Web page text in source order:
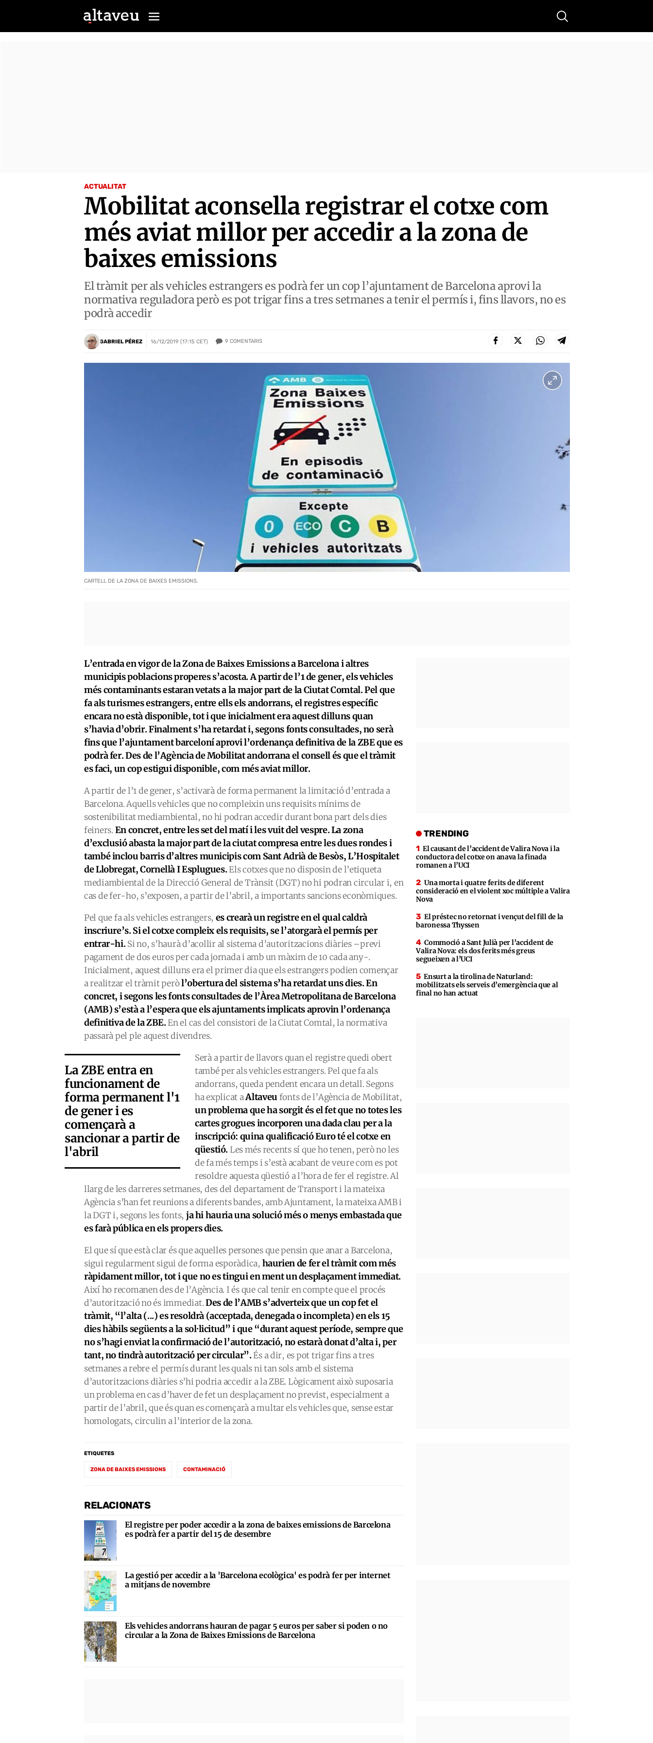
Buscar
ACTUALITAT
Mobilitat aconsella registrar el cotxe com
més aviat millor per accedir a la zona de
baixes emissions
El tràmit per als vehicles estrangers es podrà fer un cop l’ajuntament de Barcelona aprovi la
normativa reguladora però es pot trigar fins a tres setmanes a tenir el permís i, fins llavors, no es
podrà accedir
GABRIEL PÉREZ 16/12/2019 (17:15 CET) 9 COMENTARIS
CARTELL DE LA ZONA DE BAIXES EMISSIONS.
L’entrada en vigor de la Zona de Baixes Emissions a Barcelona i altres
municipis poblacions properes s’acosta. A partir de l’1 de gener, els vehicles
més contaminants estaran vetats a la major part de la Ciutat Comtal. Pel que
fa als turismes estrangers, entre ells els andorrans, el registres específic
encara no està disponible, tot i que inicialment era aquest dilluns quan
s’havia d’obrir. Finalment s’ha retardat i, segons fonts consultades, no serà
fins que l’ajuntament barceloní aprovi l’ordenança definitiva de la ZBE que es
podrà fer. Des de l’Agència de Mobilitat andorrana el consell és que el tràmit
es faci, un cop estigui disponible, com més aviat millor.
A partir de l’1 de gener, s’activarà de forma permanent la limitació d’entrada a
Barcelona. Aquells vehicles que no compleixin uns requisits mínims de
sostenibilitat mediambiental, no hi podran accedir durant bona part dels dies
feiners. En concret, entre les set del matí i les vuit del vespre. La zona
d’exclusió abasta la major part de la ciutat compresa entre les dues rondes i
també inclou barris d’altres municipis com Sant Adrià de Besòs, L’Hospitalet
de Llobregat, Cornellà I Esplugues.Els cotxes que no disposin de l’etiqueta
mediambiental de la Direcció General de Trànsit (DGT) no hi podran circular i, en
cas de fer-ho, s’exposen, a partir de l’abril, a importants sancions econòmiques.
Pel que fa als vehicles estrangers, es crearà un registre en el qual caldrà
inscriure’s. Si el cotxe compleix els requisits, se l’atorgarà el permís per
entrar-hi.Si no, s’haurà d’acollir al sistema d’autoritzacions diàries –previ
pagament de dos euros per cada jornada i amb un màxim de 10 cada any-.
Inicialment, aquest dilluns era el primer dia que els estrangers podien començar
a realitzar el tràmit peròl’obertura del sistema s’ha retardat uns dies. En
concret, i segons les fonts consultades de l’Àrea Metropolitana de Barcelona
(AMB) s’està a l’espera que els ajuntaments implicats aprovin l’ordenança
definitiva de la ZBE.En el cas del consistori de la Ciutat Comtal, la normativa
passarà pel ple aquest divendres.
La ZBE entra en
funcionament de
forma permanent l'1
de gener i es
començarà a
sancionar a partir de
l'abril
Serà a partir de llavors quan el registre quedi obert
també per als vehicles estrangers. Pel que fa als
andorrans, queda pendent encara un detall. Segons
ha explicat aAltaveu fonts de l’Agència de Mobilitat,
un problema que ha sorgit és el fet que no totes les
cartes grogues incorporen una dada clau per a la
inscripció: quina qualificació Euro té el cotxe en
qüestió. Les més recents sí que ho tenen, però no les
de fa més temps i s’està acabant de veure com es pot
resoldre aquesta qüestió a l’hora de fer el registre. Al
llarg de les darreres setmanes, des del departament de Transport i la mateixa
Agència s’han fet reunions a diferents bandes, amb Ajuntament, la mateixa AMB i
la DGT i, segons les fonts, ja hi hauria una solució més o menys embastada que
es farà pública en els propers dies.
El que sí que està clar és que aquelles persones que pensin que anar a Barcelona,
sigui regularment sigui de forma esporàdica, haurien de fer el tràmit com més
ràpidament millor, tot i que no es tingui en ment un desplaçament immediat.
Així ho recomanen des de l’Agència. I és que cal tenir en compte que el procés
d’autorització no és immediat.Des de l’AMB s’adverteix que un cop fet el
tràmit, “l’alta (...) es resoldrà (acceptada, denegada o incompleta) en els 15
dies hàbils següents a la sol·licitud” i que “durant aquest període, sempre que
no s’hagi enviat la confirmació de l’autorització, no estarà donat d’alta i, per
tant, no tindrà autorització per circular”.És a dir, es pot trigar fins a tres
setmanes a rebre el permís durant les quals ni tan sols amb el sistema
d’autoritzacions diàries s’hi podria accedir a la ZBE. Lògicament això suposaria
un problema en cas d’haver de fet un desplaçament no previst, especialment a
partir de l’abril, que és quan es començarà a multar els vehicles que, sense estar
homologats, circulin a l’interior de la zona.
ETIQUETES
ZONA DE BAIXES EMISSIONS CONTAMINACIÓ
RELACIONATS
El registre per poder accedir a la zona de baixes emissions de Barcelona
es podrà fer a partir del 15 de desembre
La gestió per accedir a la 'Barcelona ecològica' es podrà fer per internet
a mitjans de novembre
Els vehicles andorrans hauran de pagar 5 euros per saber si poden o no
circular a la Zona de Baixes Emissions de Barcelona
TRENDING
El causant de l’accident de Valira Nova i la
conductora del cotxe on anava la finada
romanen a l’UCI
Una morta i quatre ferits de diferent
consideració en el violent xoc múltiple a Valira
Nova
El préstec no retornat i vençut del fill de la
baronessa Thyssen
Commoció a Sant Julià per l’accident de
Valira Nova: els dos ferits més greus
segueixen a l’UCI
Ensurt a la tirolina de Naturland:
mobilitzats els serveis d’emergència que al
final no han actuat